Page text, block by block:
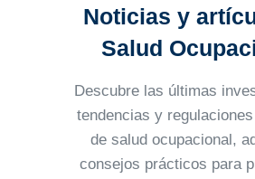
Noticias y
Salud
Descubre las últimas
tendencias y
de salud ocupacional,
consejos prácticos para